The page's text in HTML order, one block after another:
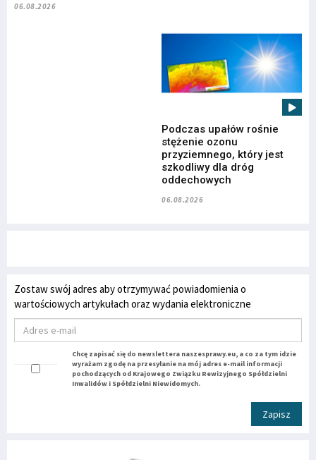
06.08.2026
Podczas upałów rośnie
stężenie ozonu
przyziemnego, który jest
szkodliwy dla dróg
oddechowych
06.08.2026
Zostaw swój adres aby otrzymywać powiadomienia o
wartościowych artykułach oraz wydania elektroniczne
Chcę zapisać się do newslettera naszesprawy.eu, a co za tym idzie
wyrażam zgodę na przesyłanie na mój adres e-mail informacji
pochodzących od Krajowego Związku Rewizyjnego Spółdzielni
Inwalidów i Spółdzielni Niewidomych.
Zapisz